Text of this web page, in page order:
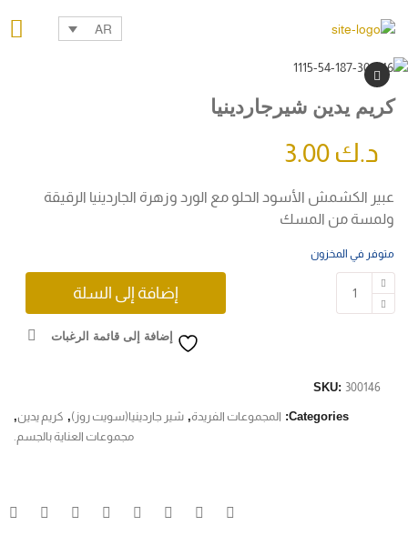
AR
كريم يدين شيرجاردينيا
د.ك
عبير الكشمش الأسود الحلو مع الورد وزهرة الجاردينيا الرقيقة
ولمسة من المسك
متوفر في المخزون
إضافة إلى السلة
إضافة إلى قائمة الرغبات
SKU: 300146
Categories: المجموعات الفريدة, شير جاردينيا(سويت روز), كريم يدين,
مجموعات العناية بالجسم.